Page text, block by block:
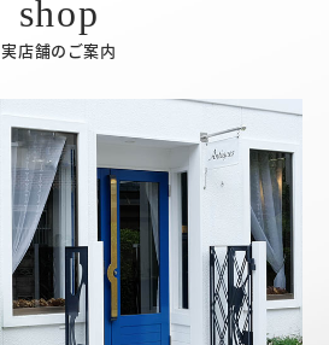
実店舗のご案内